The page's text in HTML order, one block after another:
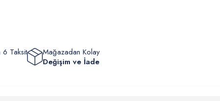
6 Taksit
Mağazadan Kolay
Değişim ve İade